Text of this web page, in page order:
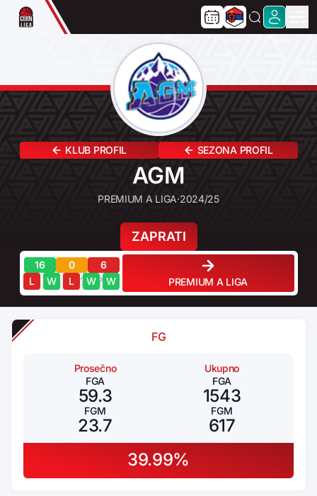
KLUB PROFIL SEZONA PROFIL
AGM
PREMIUM A LIGA·2024/25
ZAPRATI
16 0 6
? ? ? ?
L W L W W PREMIUM A LIGA
FG
Prosečno
FGA
59.3
FGM
23.7
Ukupno
FGA
1543
FGM
617
39.99%